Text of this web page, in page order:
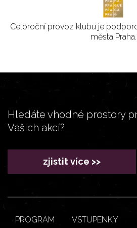
Celoroční provoz klubu je
města Praha.
Hledáte vhodné prostory
Vašich akcí?
zjistit více >>
PROGRAM
VSTUPENKY